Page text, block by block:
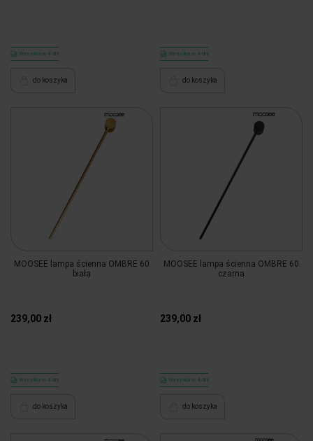
Wysyłka w 4 dni
do koszyka
Wysyłka w 4 dni
do koszyka
MOOSEE lampa ścienna OMBRE 60
biała
239,00 zł
Wysyłka w 4 dni
do koszyka
MOOSEE lampa ścienna OMBRE 60
czarna
239,00 zł
Wysyłka w 4 dni
do koszyka